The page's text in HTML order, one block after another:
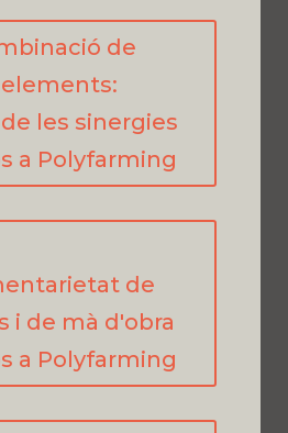
de
les sinergies
a Polyfarming
de
i de mà d'obra
a Polyfarming